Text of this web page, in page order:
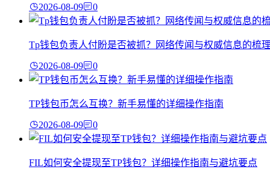
2026-08-09 0
Tp钱包负责人付盼是否被抓？网络传闻与权威信息的梳
2026-08-09 0
TP钱包币怎么互换？新手易懂的详细操作指南
2026-08-09 0
FIL如何安全提现至TP钱包？详细操作指南与避坑要点